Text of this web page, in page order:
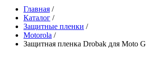
Главная /
Каталог /
Защитные пленки /
Motorola /
Защитная пленка Drobak для Moto G